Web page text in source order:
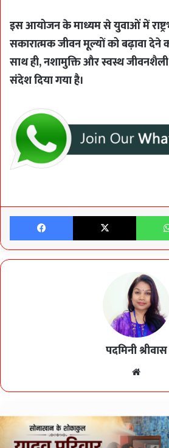
इस आयोजन के माध्यम से युवाओं में
सकारात्मक जीवन मूल्यों को बढ़ावा देने
साथ ही, नशामुक्ति और स्वस्थ जीवनशैली
संदेश दिया गया है।
Facebook X
पदमिनी श्रीवास